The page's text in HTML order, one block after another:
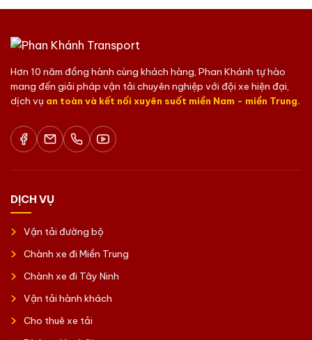
Hơn 10 năm đồng hành cùng khách hàng, Phan Khánh tự hào
mang đến giải pháp vận tải chuyên nghiệp với đội xe hiện đại,
dịch vụ an toàn và kết nối xuyên suốt miền Nam - miền Trung.
DỊCH VỤ
Vận tải đường bộ
Chành xe đi Miền Trung
Chành xe đi Tây Ninh
Vận tải hành khách
Cho thuê xe tải